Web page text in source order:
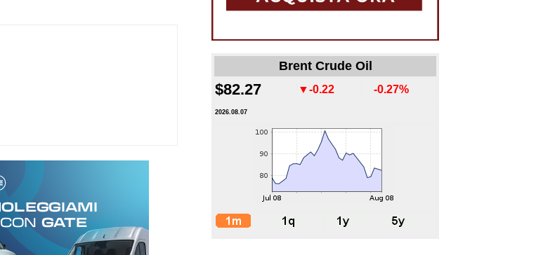
Brent Crude Oil
$82.27 ▼-0.22 -0.27%
2026.08.07